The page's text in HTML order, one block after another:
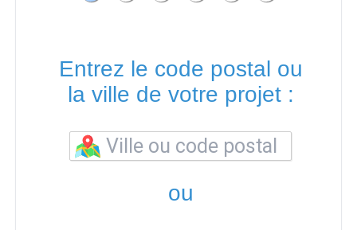
Entrez le code postal ou
la ville de votre projet :
ou